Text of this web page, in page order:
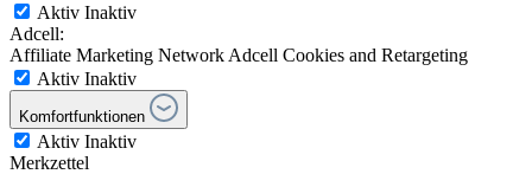
Aktiv Inaktiv
Adcell:
Affiliate Marketing Network Adcell Cookies and Retargeting
Aktiv Inaktiv
Komfortfunktionen
Aktiv Inaktiv
Merkzettel